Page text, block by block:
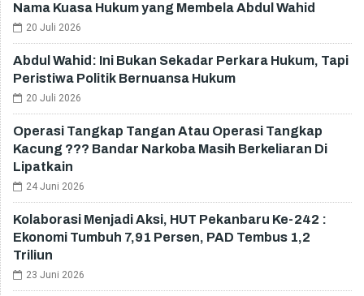
Nama Kuasa Hukum yang Membela Abdul Wahid
20 Juli 2026
Abdul Wahid: Ini Bukan Sekadar Perkara Hukum, Tapi
Peristiwa Politik Bernuansa Hukum
20 Juli 2026
Operasi Tangkap Tangan Atau Operasi Tangkap
Kacung ??? Bandar Narkoba Masih Berkeliaran Di
Lipatkain
24 Juni 2026
Kolaborasi Menjadi Aksi, HUT Pekanbaru Ke-242 :
Ekonomi Tumbuh 7,91 Persen, PAD Tembus 1,2
Triliun
23 Juni 2026